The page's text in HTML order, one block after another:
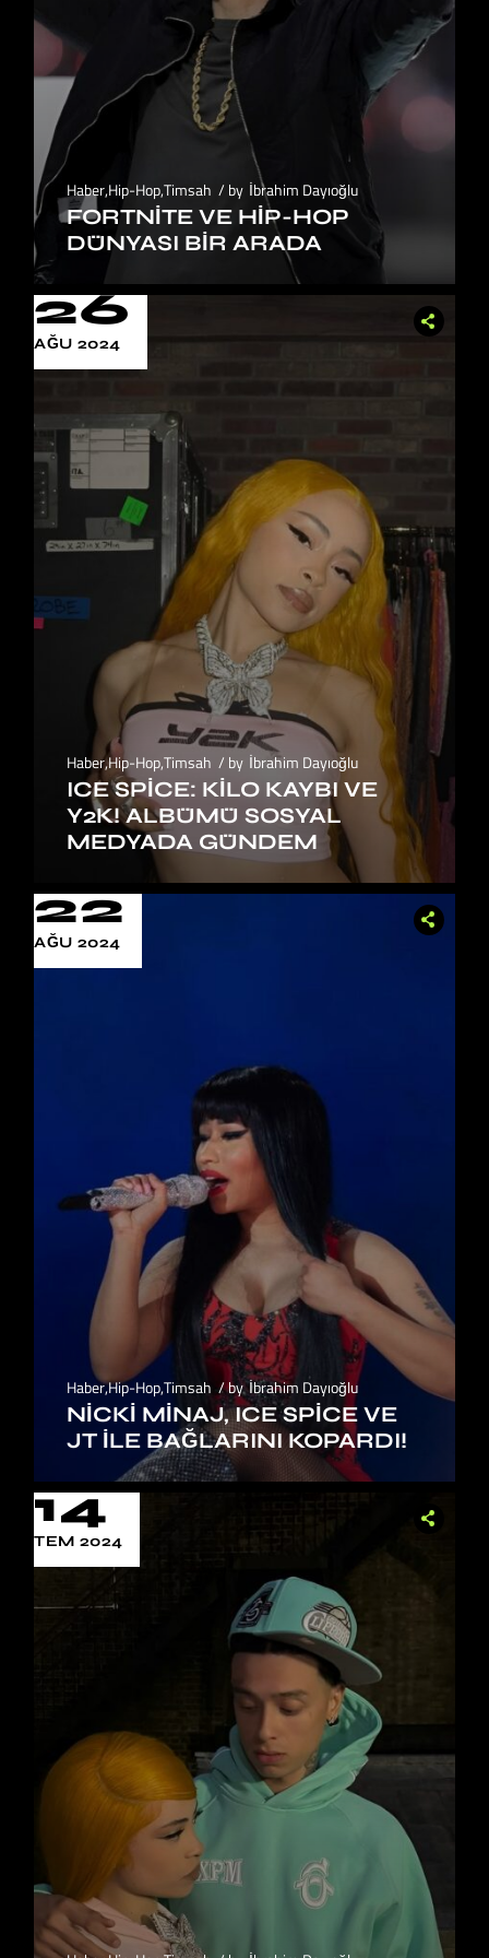
Haber,Hip-Hop,Timsah by İbrahim Dayıoğlu
FORTNITE VE HIP-HOP
DÜNYASI BIR ARADA
26
AĞU 2024
Haber,Hip-Hop,Timsah by İbrahim Dayıoğlu
ICE SPICE: KILO KAYBI VE
Y2K! ALBÜMÜ SOSYAL
MEDYADA GÜNDEM
22
AĞU 2024
Haber,Hip-Hop,Timsah by İbrahim Dayıoğlu
NICKI MINAJ, ICE SPICE VE
JT ILE BAĞLARINI KOPARDI!
14
TEM 2024